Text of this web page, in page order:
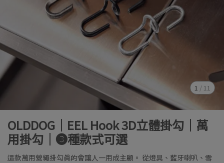
1 / 11
OLDDOG｜EEL Hook 3D立體掛勾｜萬
用掛勾｜➌種款式可選
這款萬用營繩掛勾真的會讓人一用成主顧。 從燈具、藍牙喇叭、雪